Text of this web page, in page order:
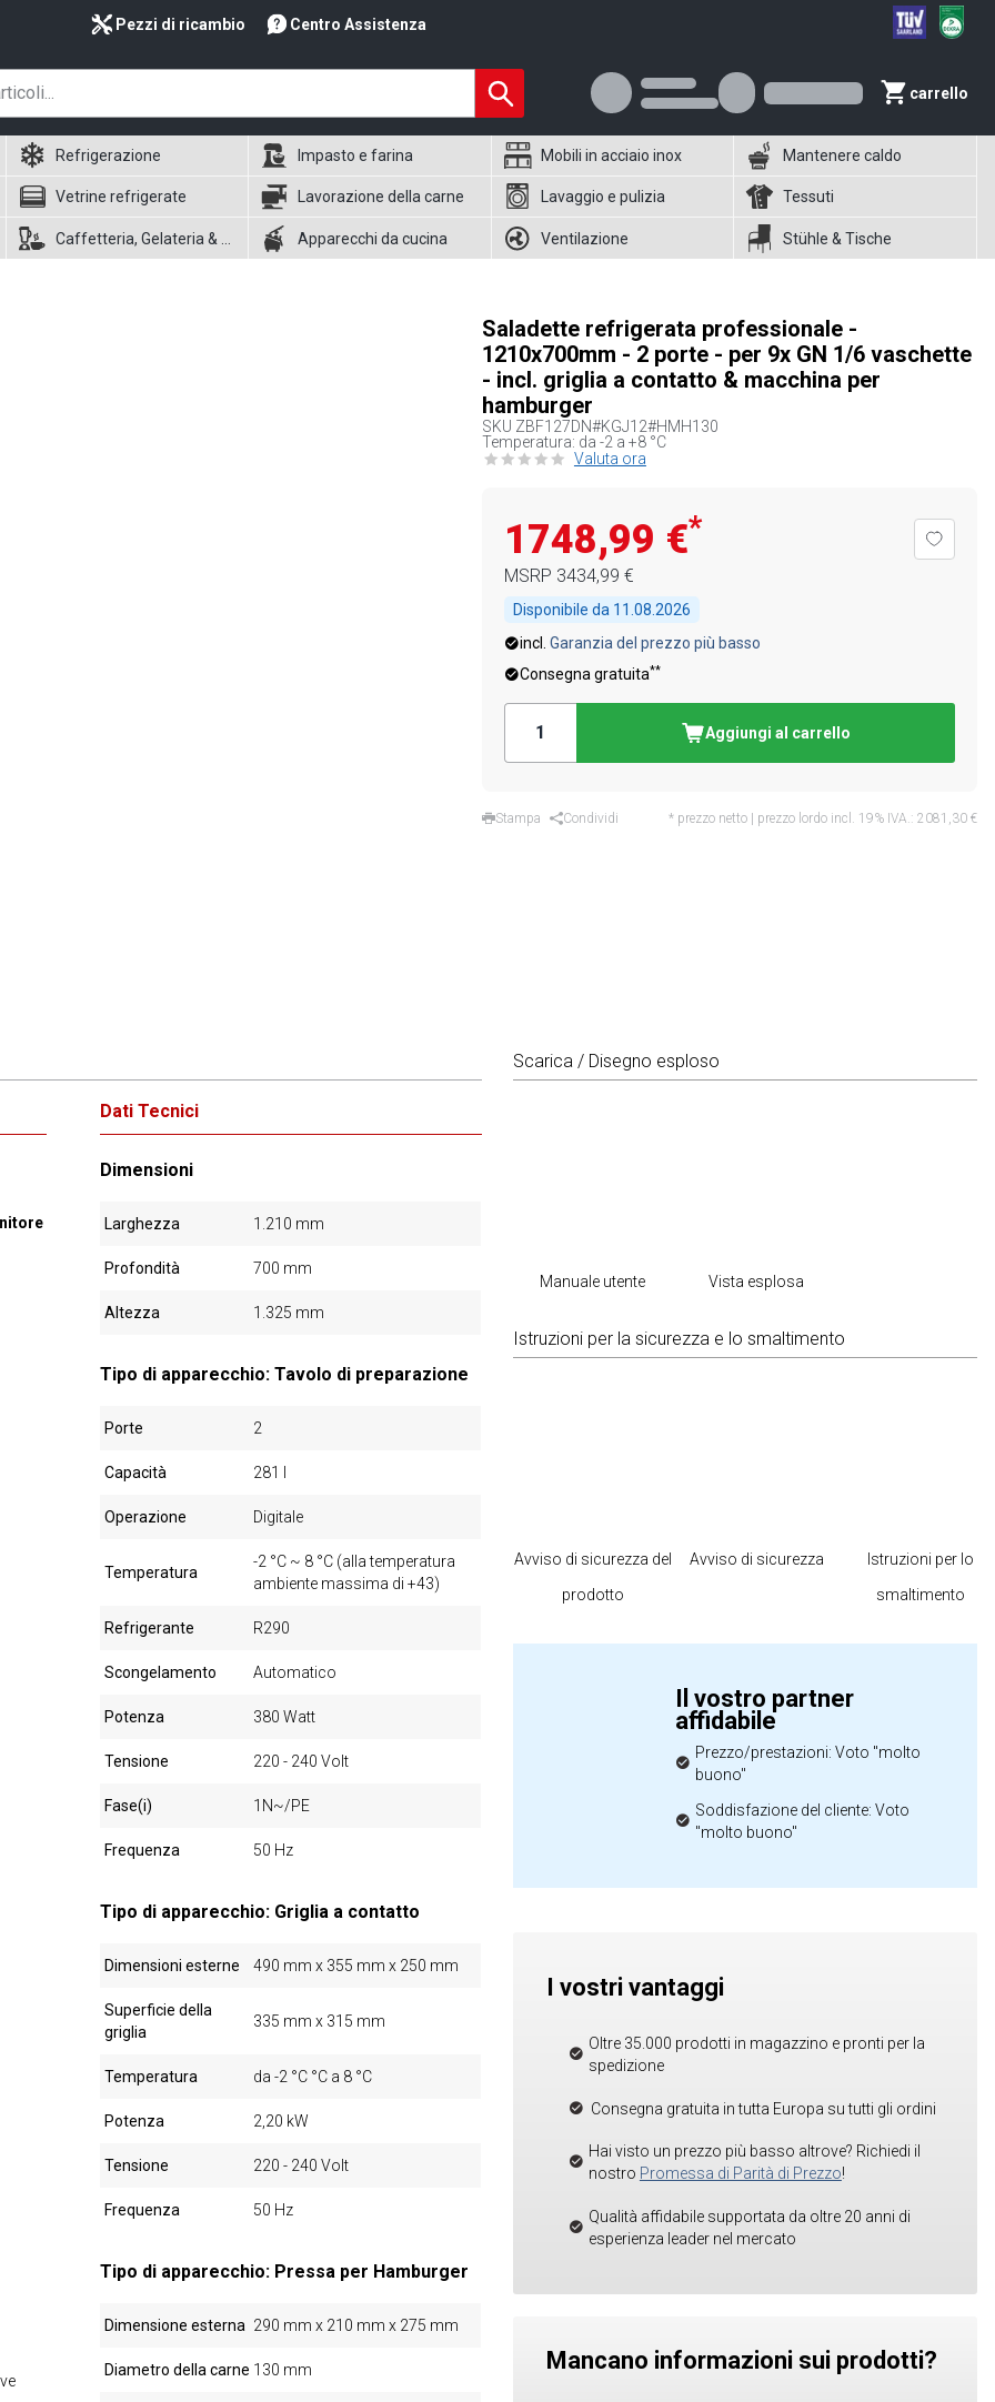
Pezzi di ricambio Centro Assistenza
carrello
Refrigerazione Impasto e farina Mobili in acciaio inox Mantenere caldo
Vetrine refrigerate Lavorazione della carne Lavaggio e pulizia Tessuti
Apparecchi da cucina Ventilazione Stühle & Tische
Saladette refrigerata professionale -
1210x700mm - 2 porte - per 9x GN 1/6 vaschette
- incl. griglia a contatto & macchina per
hamburger
SKU ZBF127DN#KGJ12#HMH130
Temperatura: da -2 a +8 °C
Valuta ora
1748,99 €*
MSRP 3434,99 €
Disponibile da 11.08.2026
incl. Garanzia del prezzo più basso
Consegna gratuita**
Aggiungi al carrello
Stampa Condividi * prezzo netto | prezzo lordo incl. 19% IVA.: 2081,30 €
Dati Tecnici
Dimensioni
Larghezza 1.210 mm
Profondità 700 mm
Altezza 1.325 mm
Tipo di apparecchio: Tavolo di preparazione
Porte 2
Capacità 281 l
Operazione Digitale
Temperatura
-2 °C ~ 8 °C (alla temperatura
ambiente massima di +43)
Refrigerante R290
Scongelamento Automatico
Potenza 380 Watt
Tensione 220 - 240 Volt
Fase(i) 1N~/PE
Frequenza 50 Hz
Tipo di apparecchio: Griglia a contatto
Dimensioni esterne 490 mm x 355 mm x 250 mm
Superficie della
griglia
335 mm x 315 mm
Temperatura da -2 °C °C a 8 °C
Potenza 2,20 kW
Tensione 220 - 240 Volt
Frequenza 50 Hz
Tipo di apparecchio: Pressa per Hamburger
Dimensione esterna 290 mm x 210 mm x 275 mm
Diametro della carne 130 mm
Scarica / Disegno esploso
Manuale utente Vista esplosa
Istruzioni per la sicurezza e lo smaltimento
Avviso di sicurezza del
prodotto
Avviso di sicurezza
Istruzioni per lo
smaltimento
Il vostro partner
affidabile
Prezzo/prestazioni: Voto "molto
buono"
Soddisfazione del cliente: Voto
"molto buono"
I vostri vantaggi
Oltre 35.000 prodotti in magazzino e pronti per la
spedizione
Consegna gratuita in tutta Europa su tutti gli ordini
Hai visto un prezzo più basso altrove? Richiedi il
nostro Promessa di Parità di Prezzo!
Qualità affidabile supportata da oltre 20 anni di
esperienza leader nel mercato
Mancano informazioni sui prodotti?